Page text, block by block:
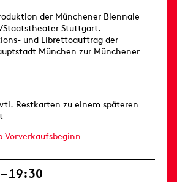
der Münchener Biennale
Staatstheater Stuttgart.
und Librettoauftrag der
München zur Münchener
Restkarten zu einem späteren
Vorverkaufsbeginn
19:30